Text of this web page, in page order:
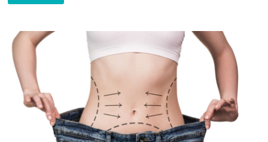
DE
EN
TUNISIE
GUIDE
TECHNIQUES,
RÉSULTATS